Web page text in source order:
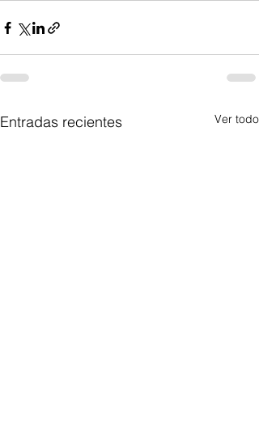
Entradas recientes Ver todo